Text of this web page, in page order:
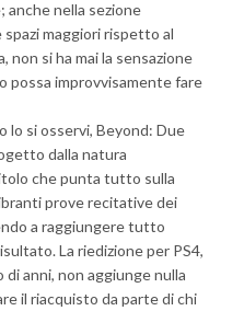
anche nella sezione
maggiori rispetto al
non si ha mai la sensazione
possa improvvisamente fare
lo si osservi, Beyond: Due
dalla natura
che punta tutto sulla
prove recitative dei
a raggiungere tutto
La riedizione per PS4,
di anni, non aggiunge nulla
il riacquisto da parte di chi